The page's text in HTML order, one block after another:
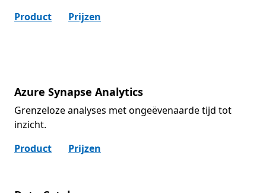
Product
Prijzen
Azure Synapse Analytics
Grenzeloze analyses met ongeëvenaarde tijd tot
inzicht.
Product
Prijzen